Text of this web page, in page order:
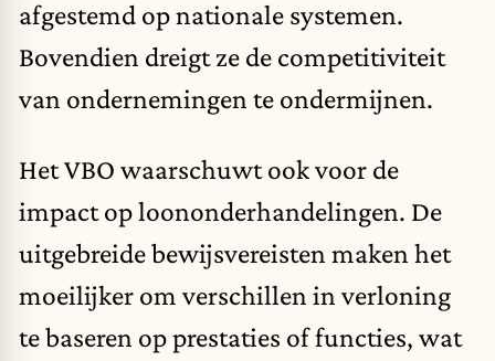
afgestemd op nationale systemen.
Bovendien dreigt ze de competitiviteit
van ondernemingen te ondermijnen.
Het VBO waarschuwt ook voor de
impact op loononderhandelingen. De
uitgebreide bewijsvereisten maken het
moeilijker om verschillen in verloning
te baseren op prestaties of functies, wat